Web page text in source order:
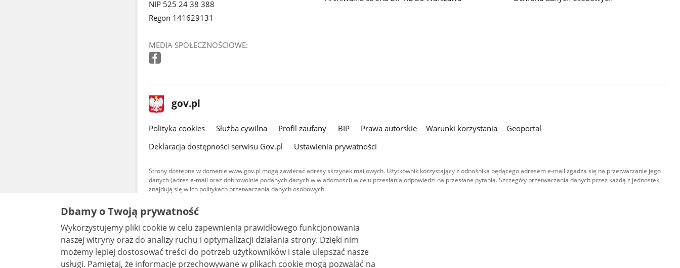
NIP 525 24 38 388
Regon 141629131
MEDIA SPOŁECZNOŚCIOWE:
stopka
gov.pl Strona
gov.pl
gov.pl
Polityka cookies Służba cywilna Profil zaufany BIP Prawa autorskie Warunki korzystania
Geoportal
Deklaracja dostępności serwisu Gov.pl
Ustawienia prywatności
Strony dostępne w domenie www.gov.pl mogą zawierać adresy skrzynek mailowych. Użytkownik korzystający z odnośnika będącego adresem e-mail zgadza się na przetwarzanie jego
danych (adres e-mail oraz dobrowolnie podanych danych w wiadomości) w celu przesłania odpowiedzi na przesłane pytania. Szczegóły przetwarzania danych przez każdą z jednostek
znajdują się w ich politykach przetwarzania danych osobowych.
Treści tekstowe publikowane w serwisie (z wyłączeniem treści audiowizualnych), są
udostępniane na licencji typu Creative Commons: uznanie autorstwa - na tych samych
warunkach 4.0 (CC BY-SA 4.0). Materiały audiowizualne, w tym zdjęcia, materiały audio i wideo,
są udostępniane na licencji typu Creative Commons: uznanie autorstwa użycie niekomercyjne -
bez utworów zależnych 4.0 (CC BY-NC-ND 4.0), o ile nie jest to stwierdzone inaczej.
Dbamy o Twoją prywatność
Wykorzystujemy pliki cookie w celu zapewnienia prawidłowego funkcjonowania
naszej witryny oraz do analizy ruchu i optymalizacji działania strony. Dzięki nim
możemy lepiej dostosować treści do potrzeb użytkowników i stale ulepszać nasze
usługi. Pamiętaj, że informacje przechowywane w plikach cookie mogą pozwalać na